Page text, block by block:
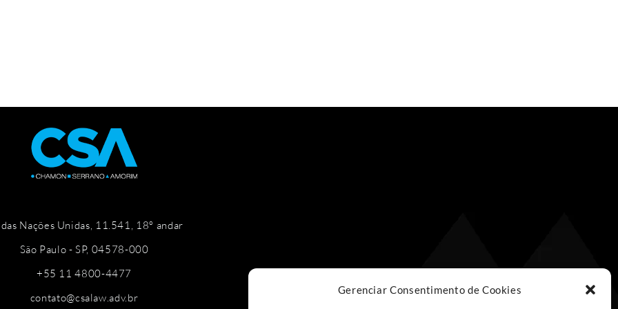
Gerenciar Consentimento de Cookies
das Nações Unidas, 11.541, 18º andar
São Paulo - SP, 04578-000
+55 11 4800-4477
contato@csalaw.adv.br